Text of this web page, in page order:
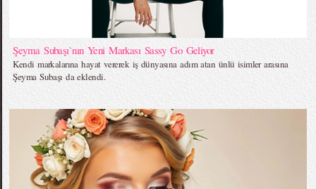
Şeyma Subaşı`nın Yeni Markası Sassy Go Geliyor
Kendi markalarına hayat vererek iş dünyasına adım atan ünlü isimler arasına
Şeyma Subaşı da eklendi.